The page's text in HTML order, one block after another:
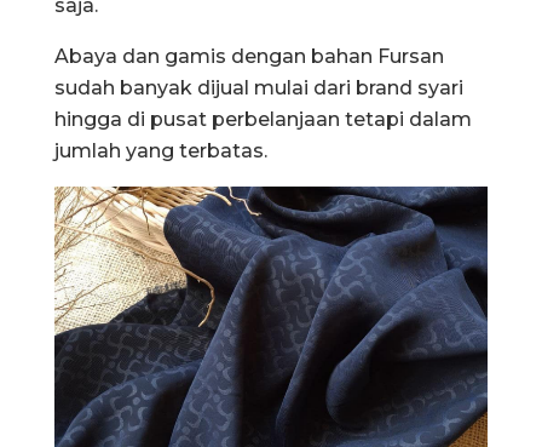
saja.
Abaya dan gamis dengan bahan Fursan
sudah banyak dijual mulai dari brand syari
hingga di pusat perbelanjaan tetapi dalam
jumlah yang terbatas.